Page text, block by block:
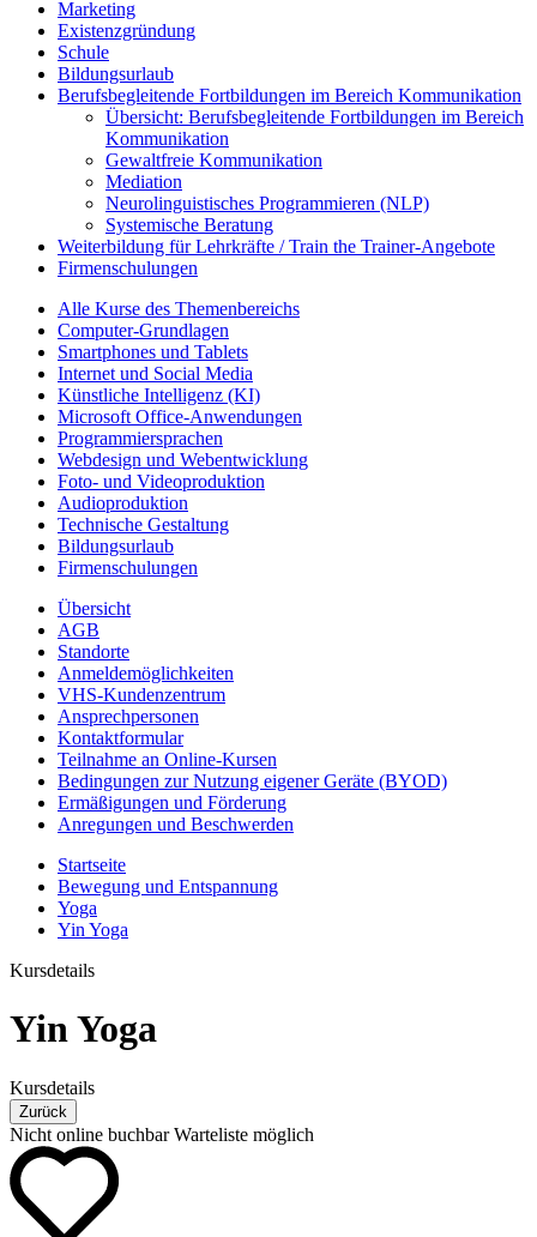
Marketing
Existenzgründung
Schule
Bildungsurlaub
Berufsbegleitende Fortbildungen im Bereich Kommunikation
Übersicht: Berufsbegleitende Fortbildungen im Bereich
Kommunikation
Gewaltfreie Kommunikation
Mediation
Neurolinguistisches Programmieren (NLP)
Systemische Beratung
Weiterbildung für Lehrkräfte / Train the Trainer-Angebote
Firmenschulungen
Alle Kurse des Themenbereichs
Computer-Grundlagen
Smartphones und Tablets
Internet und Social Media
Künstliche Intelligenz (KI)
Microsoft Office-Anwendungen
Programmiersprachen
Webdesign und Webentwicklung
Foto- und Videoproduktion
Audioproduktion
Technische Gestaltung
Bildungsurlaub
Firmenschulungen
Übersicht
AGB
Standorte
Anmeldemöglichkeiten
VHS-Kundenzentrum
Ansprechpersonen
Kontaktformular
Teilnahme an Online-Kursen
Bedingungen zur Nutzung eigener Geräte (BYOD)
Ermäßigungen und Förderung
Anregungen und Beschwerden
Startseite
Bewegung und Entspannung
Yoga
Yin Yoga
Kursdetails
Yin Yoga
Kursdetails
Zurück
Nicht online buchbar Warteliste möglich